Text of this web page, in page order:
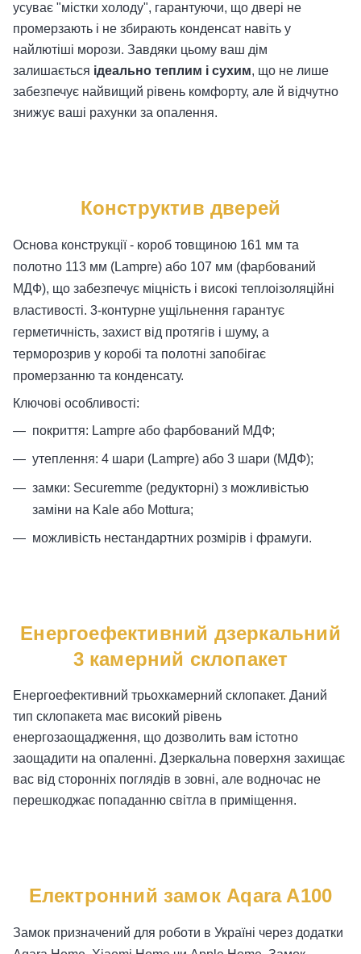
усуває "містки холоду", гарантуючи, що двері не
промерзають і не збирають конденсат навіть у
найлютіші морози. Завдяки цьому ваш дім
залишається ідеально теплим і сухим, що не лише
забезпечує найвищий рівень комфорту, але й відчутно
знижує ваші рахунки за опалення.
Конструктив дверей
Основа конструкції - короб товщиною 161 мм та
полотно 113 мм (Lampre) або 107 мм (фарбований
МДФ), що забезпечує міцність і високі теплоізоляційні
властивості. 3-контурне ущільнення гарантує
герметичність, захист від протягів і шуму, а
терморозрив у коробі та полотні запобігає
промерзанню та конденсату.
Ключові особливості:
покриття: Lampre або фарбований МДФ;
утеплення: 4 шари (Lampre) або 3 шари (МДФ);
замки: Securemme (редукторні) з можливістью
заміни на Kale або Mottura;
можливість нестандартних розмірів і фрамуги.
Енергоефективний дзеркальний
3 камерний склопакет
Енергоефективний трьохкамерний склопакет. Даний
тип склопакета має високий рівень
енергозаощадження, що дозволить вам істотно
заощадити на опаленні. Дзеркальна поверхня захищає
вас від сторонніх поглядів в зовні, але водночас не
перешкоджає попаданню світла в приміщення.
Електронний замок Aqara A100
Замок призначений для роботи в Україні через додатки